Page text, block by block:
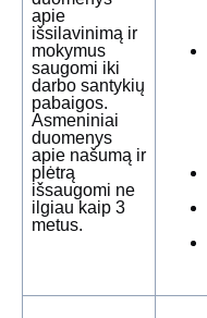
apie
išsilavinimą ir
mokymus
saugomi iki
darbo santykių
pabaigos.
Asmeniniai
duomenys
apie našumą ir
plėtrą
išsaugomi ne
ilgiau kaip 3
metus.